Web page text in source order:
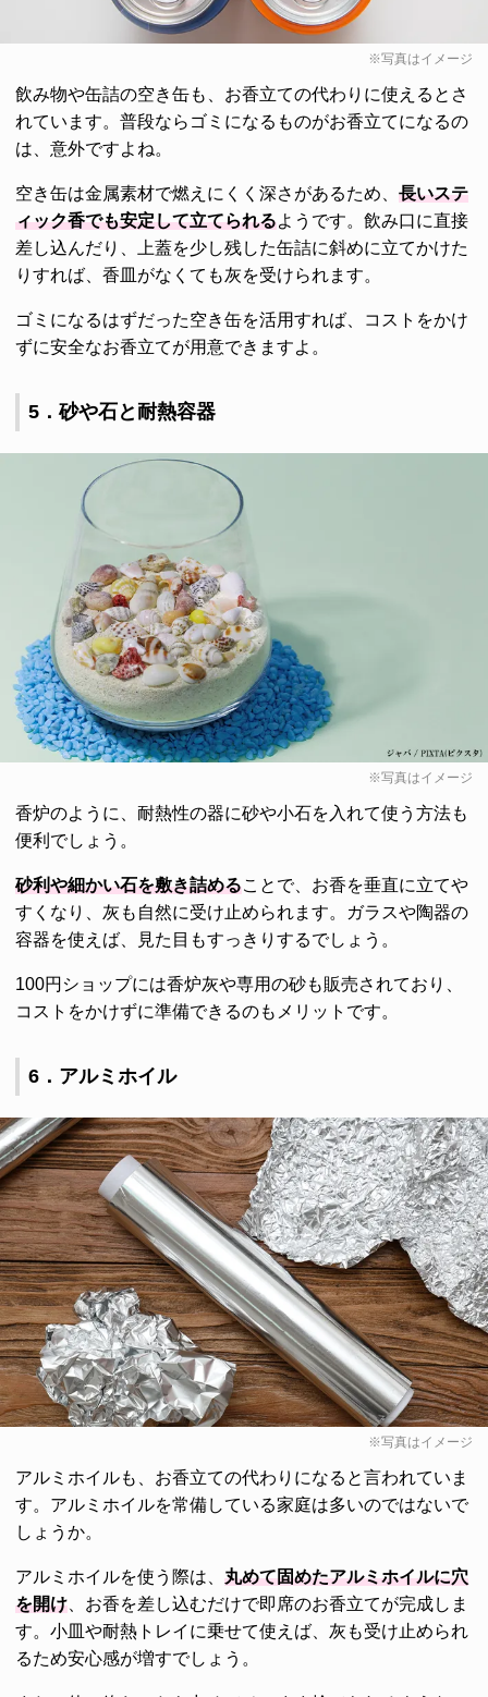
※写真はイメージ
飲み物や缶詰の空き缶も、お香立ての代わりに使えるとさ
れています。普段ならゴミになるものがお香立てになるの
は、意外ですよね。
空き缶は金属素材で燃えにくく深さがあるため、 長いステ
ィック香でも安定して立てられるようです。飲み口に直接
差し込んだり、上蓋を少し残した缶詰に斜めに立てかけた
りすれば、香皿がなくても灰を受けられます。
ゴミになるはずだった空き缶を活用すれば、コストをかけ
ずに安全なお香立てが用意できますよ。
5．砂や石と耐熱容器
※写真はイメージ
香炉のように、耐熱性の器に砂や小石を入れて使う方法も
便利でしょう。
砂利や細かい石を敷き詰めることで、お香を垂直に立てや
すくなり、灰も自然に受け止められます。ガラスや陶器の
容器を使えば、見た目もすっきりするでしょう。
100円ショップには香炉灰や専用の砂も販売されており、
コストをかけずに準備できるのもメリットです。
6．アルミホイル
※写真はイメージ
アルミホイルも、お香立ての代わりになると言われていま
す。アルミホイルを常備している家庭は多いのではないで
しょうか。
アルミホイルを使う際は、 丸めて固めたアルミホイルに穴
を開け 、お香を差し込むだけで即席のお香立てが完成しま
す。小皿や耐熱トレイに乗せて使えば、灰も受け止められ
るため安心感が増すでしょう。